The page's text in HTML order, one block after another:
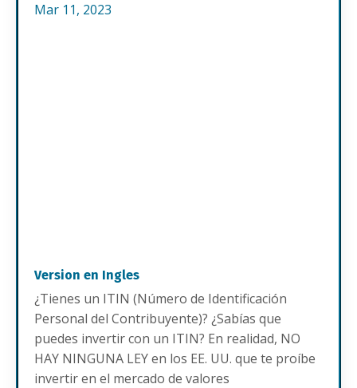
Mar 11, 2023
Version en Ingles
¿Tienes un ITIN (Número de Identificación
Personal del Contribuyente)? ¿Sabías que
puedes invertir con un ITIN? En realidad, NO
HAY NINGUNA LEY en los EE. UU. que te proíbe
invertir en el mercado de valores